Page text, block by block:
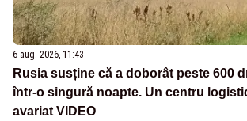
6 aug. 2026, 11:43
Rusia susține că a doborât peste 600
într-o singură noapte. Un centru
avariat VIDEO